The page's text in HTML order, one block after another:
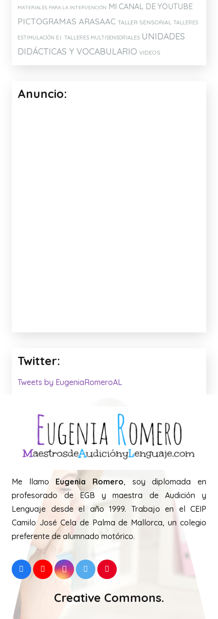
MATERIALES PARA LA INTERVENCIÓN MI CANAL DE YOUTUBE
PICTOGRAMAS ARASAAC TALLER SENSORIAL TALLERES
ESTIMULACIÓN E.I. TALLERES MULTISENSORIALES UNIDADES
DIDÁCTICAS Y VOCABULARIO VIDEOS
Anuncio:
Twitter:
Tweets by EugeniaRomeroAL
Me llamo Eugenia Romero, soy diplomada en
profesorado de EGB y maestra de Audición y
Lenguaje desde el año 1999. Trabajo en el CEIP
Camilo José Cela de Palma de Mallorca, un colegio
preferente de alumnado motórico.
Creative Commons.